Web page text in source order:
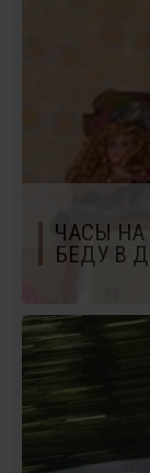
ЧАСЫ НА
БЕДУ В